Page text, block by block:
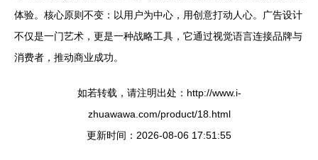
体验。核心原则不变：以用户为中心，用创意打动人心。广告设计
不仅是一门艺术，更是一种战略工具，它通过视觉语言连接品牌与
消费者，推动商业成功。
如若转载，请注明出处：http://www.i-
zhuawawa.com/product/18.html
更新时间：2026-08-06 17:51:55